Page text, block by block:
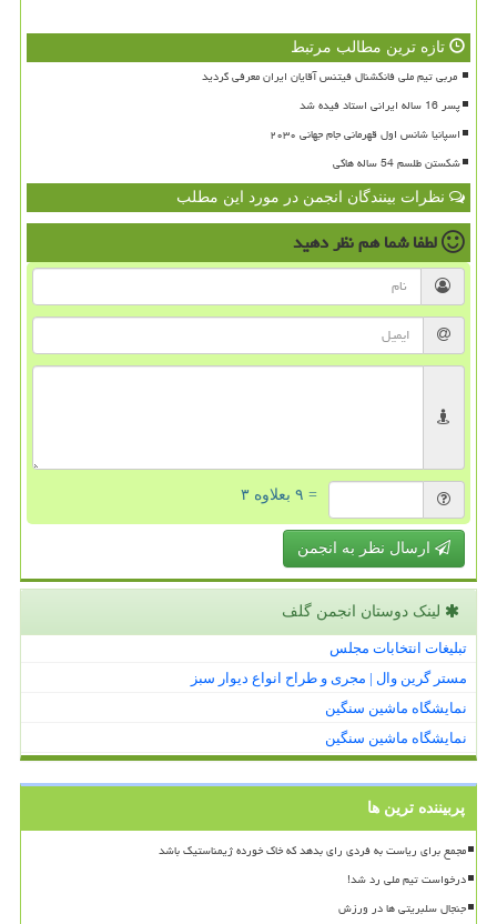
تازه ترین مطالب مرتبط
پسر 16 ساله ایرانی استاد فیده شد
اسپانیا شانس اول قهرمانی جام جهانی ۲۰۳۰
شکستن طلسم 54 ساله هاکی
نظرات بینندگان انجمن در مورد این مطلب
لطفا شما همنظر دهید
= ۹ بعلاوه ۳
ارسال نظر به انجمن
لینک دوستان انجمن گلف
تبلیغات انتخابات مجلس
مستر گرین وال | مجری و طراح انواع دیوار سبز
نمایشگاه ماشین سنگین
نمایشگاه ماشین سنگین
پربیننده ترین ها
مجمع برای ریاست به فردی رای بدهد که خاک خورده ژیمناستیک باشد
درخواست تیم ملی رد شد!
جنجال سلبریتی ها در ورزش